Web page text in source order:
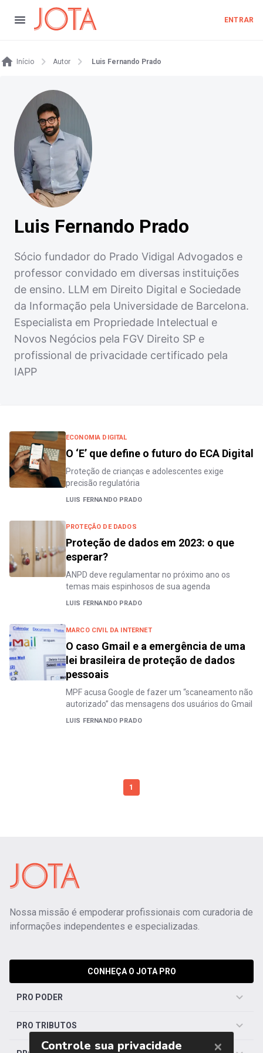
ENTRAR
Início Autor Luis Fernando Prado
Luis Fernando Prado
Sócio fundador do Prado Vidigal Advogados e
professor convidado em diversas instituições
de ensino. LLM em Direito Digital e Sociedade
da Informação pela Universidade de Barcelona.
Especialista em Propriedade Intelectual e
Novos Negócios pela FGV Direito SP e
profissional de privacidade certificado pela
IAPP
ECONOMIA DIGITAL
O ‘E’ que define o futuro do ECA Digital
Proteção de crianças e adolescentes exige
precisão regulatória
LUIS FERNANDO PRADO
PROTEÇÃO DE DADOS
Proteção de dados em 2023: o que
esperar?
ANPD deve regulamentar no próximo ano os
temas mais espinhosos de sua agenda
LUIS FERNANDO PRADO
MARCO CIVIL DA INTERNET
O caso Gmail e a emergência de uma
lei brasileira de proteção de dados
pessoais
MPF acusa Google de fazer um “scaneamento não
autorizado” das mensagens dos usuários do Gmail
LUIS FERNANDO PRADO
1
Nossa missão é empoderar profissionais com curadoria de
informações independentes e especializadas.
CONHEÇA O JOTA PRO
PRO PODER
PRO TRIBUTOS